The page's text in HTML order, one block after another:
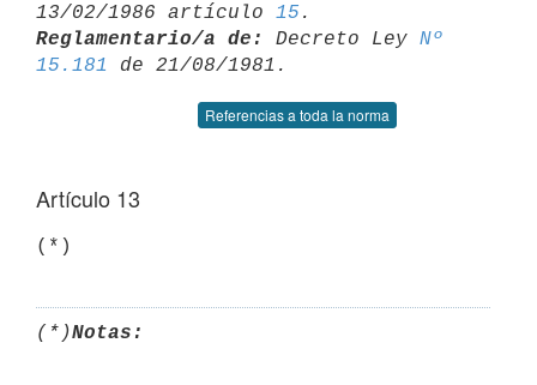
13/02/1986 artículo 15
Reglamentario/a de:
Decreto Ley Nº
15.181
Referencias a toda la norma
Artículo 13
(*)Notas: